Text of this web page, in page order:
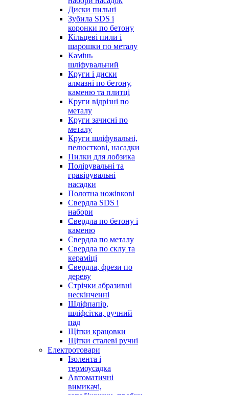
Диски пильні
Зубила SDS і
коронки по бетону
Кільцеві пили і
шарошки по металу
Камінь
шліфувальний
Круги і диски
алмазні по бетону,
каменю та плитці
Круги відрізні по
металу
Круги зачисні по
металу
Круги шліфувальні,
пелюсткові, насадки
Пилки для лобзика
Полірувальні та
гравірувальні
насадки
Полотна ножівкові
Свердла SDS і
набори
Свердла по бетону і
каменю
Свердла по металу
Свердла по склу та
кераміці
Свердла, фрези по
дереву
Стрічки абразивні
нескінченні
Шліфпапір,
шліфсітка, ручний
пад
Щітки крацовки
Щітки сталеві ручні
Електротовари
Ізолента і
термоусадка
Автоматичні
вимикачі,